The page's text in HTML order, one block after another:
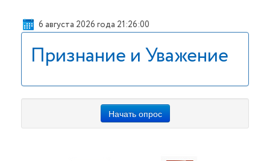
6 августа 2026 года 21:26:01
Признание и Уважение
Начать опрос